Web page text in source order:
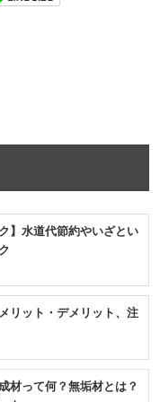
】水道代節約やいざとい
リット・デメリット、注
材って何？無垢材とは？